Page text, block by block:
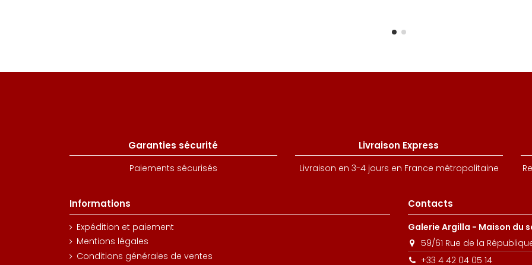
Garanties sécurité
Paiements sécurisés
Livraison Express
Livraison en 3-4 jours en France métropolitaine
Informations
Expédition et paiement
Mentions légales
Conditions générales de ventes
Contacts
Galerie Argilla - Maison du
59/61 Rue de la
+33 4 42 04 05 14